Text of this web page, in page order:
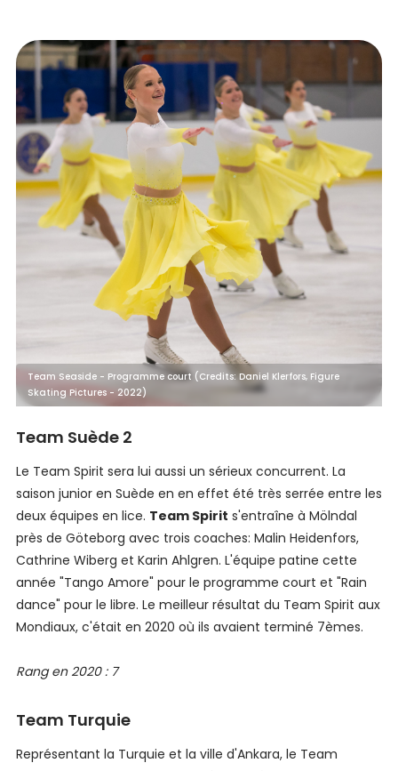
Team Seaside - Programme court (Credits: Daniel Klerfors, Figure
Skating Pictures - 2022)
Team Suède 2
Le Team Spirit sera lui aussi un sérieux concurrent. La
saison junior en Suède en en effet été très serrée entre les
deux équipes en lice. Team Spirit s'entraîne à Mölndal
près de Göteborg avec trois coaches: Malin Heidenfors,
Cathrine Wiberg et Karin Ahlgren. L'équipe patine cette
année "Tango Amore" pour le programme court et "Rain
dance" pour le libre. Le meilleur résultat du Team Spirit aux
Mondiaux, c'était en 2020 où ils avaient terminé 7èmes.
Rang en 2020 : 7
Team Turquie
Représentant la Turquie et la ville d'Ankara, le Team